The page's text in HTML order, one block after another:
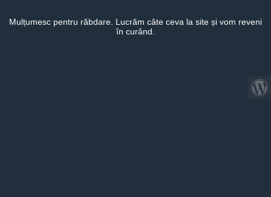
Mulțumesc pentru răbdare. Lucrăm câte ceva la site și vom reveni
în curând.